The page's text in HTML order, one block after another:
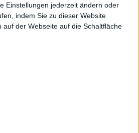
Einstellungen jederzeit ändern oder
indem Sie zu dieser Website
auf der Webseite auf die Schaltfläche
Nach dem überraschenden
Runde in New York folgte
Niederlage gegen Sonay Kartal